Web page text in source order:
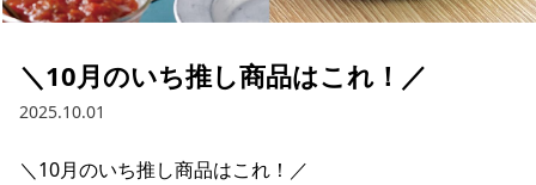
＼10月のいち推し商品はこれ！／
2025.10.01
＼10月のいち推し商品はこれ！／